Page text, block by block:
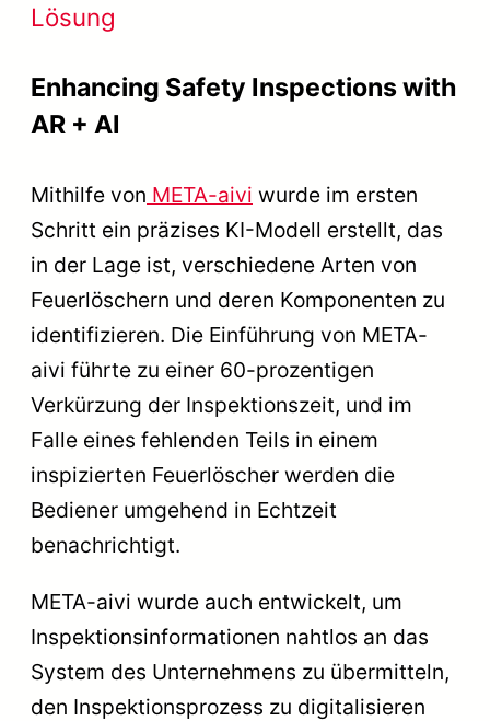
Lösung
Enhancing Safety Inspections with
AR + AI
Mithilfe von META-aivi wurde im ersten
Schritt ein präzises KI-Modell erstellt, das
in der Lage ist, verschiedene Arten von
Feuerlöschern und deren Komponenten zu
identifizieren. Die Einführung von META-
aivi führte zu einer 60-prozentigen
Verkürzung der Inspektionszeit, und im
Falle eines fehlenden Teils in einem
inspizierten Feuerlöscher werden die
Bediener umgehend in Echtzeit
benachrichtigt.
META-aivi wurde auch entwickelt, um
Inspektionsinformationen nahtlos an das
System des Unternehmens zu übermitteln,
den Inspektionsprozess zu digitalisieren